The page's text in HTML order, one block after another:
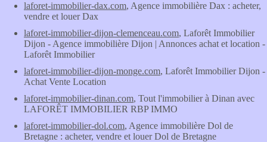
laforet-immobilier-dax.com, Agence immobilière Dax : acheter,
vendre et louer Dax
laforet-immobilier-dijon-clemenceau.com, Laforêt Immobilier
Dijon - Agence immobilière Dijon | Annonces achat et location -
Laforêt Immobilier
laforet-immobilier-dijon-monge.com, Laforêt Immobilier Dijon -
Achat Vente Location
laforet-immobilier-dinan.com, Tout l'immobilier à Dinan avec
LAFORÊT IMMOBILIER RBP IMMO
laforet-immobilier-dol.com, Agence immobilière Dol de
Bretagne : acheter, vendre et louer Dol de Bretagne